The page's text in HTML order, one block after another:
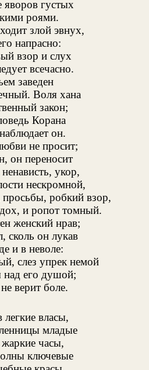
яворов густых
роями.
злой эвнух,
напрасно:
взор и слух
всечасно.
заведен
Воля хана
закон;
Корана
он.
не просит;
он переносит
укор,
нескромной,
просьбы, робкий взор,
и ропот томный.
женский нрав;
сколь он лукав
и в неволе:
слез упрек немой
над его душой;
верит боле.
легкие власы,
младые
часы,
ключевые